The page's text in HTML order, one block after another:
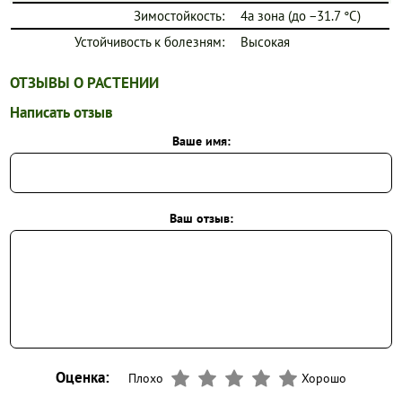
Зимостойкость:
4a зона (до −31.7 °C)
Устойчивость к болезням:
Высокая
ОТЗЫВЫ О РАСТЕНИИ
Написать отзыв
Ваше имя:
Ваш отзыв:
Оценка: Плохо Хорошо